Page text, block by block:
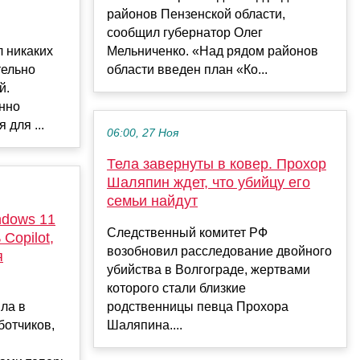
для ...
11
Copilot,
в
районов Пензенской области,
сообщил губернатор Олег
Мельниченко. «Над рядом районов
области введен план «Ко...
06:00, 27 Ноя
Тела завернуты в ковер. Прохор
Шаляпин ждет, что убийцу его
семьи найдут
Следственный комитет РФ
возобновил расследование двойного
убийства в Волгограде, жертвами
которого стали близкие
родственницы певца Прохора
Шаляпина....